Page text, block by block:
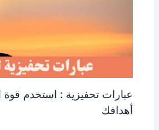
عبارات تحفيزية : استخدم قوة
أهدافك